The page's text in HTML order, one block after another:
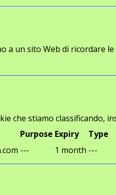
a un sito Web di ricordare
che stiamo classificando,
Purpose Expiry
Type
--- 1 month ---